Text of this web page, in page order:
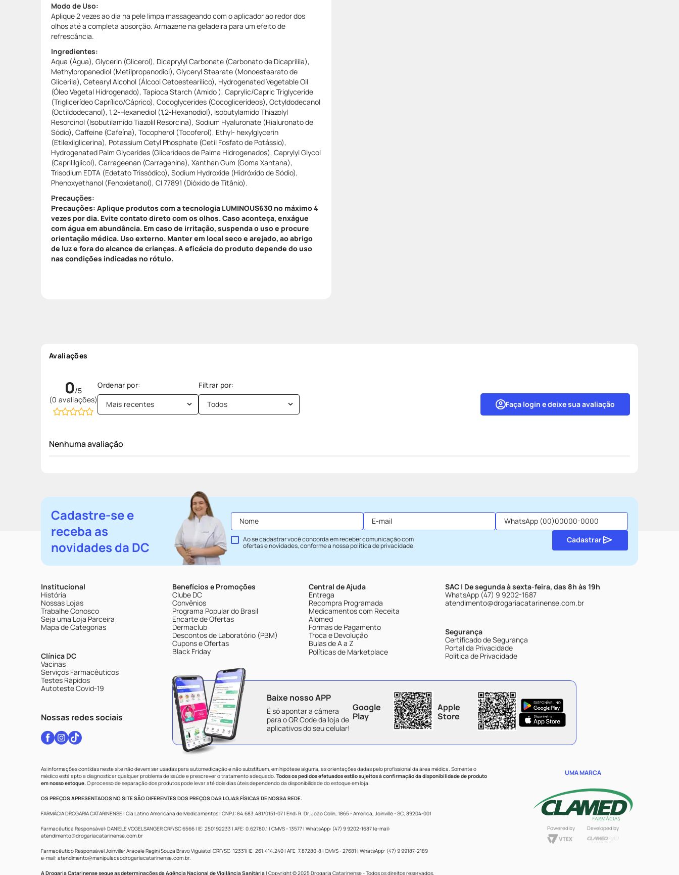
Modo de Uso:
Aplique 2 vezes ao dia na pele limpa massageando com o aplicador ao redor dos
olhos até a completa absorção. Armazene na geladeira para um efeito de
refrescância.
Ingredientes:
Aqua (Água), Glycerin (Glicerol), Dicaprylyl Carbonate (Carbonato de Dicaprilila),
Methylpropanediol (Metilpropanodiol), Glyceryl Stearate (Monoestearato de
Glicerila), Cetearyl Alcohol (Álcool Cetoestearílico), Hydrogenated Vegetable Oil
(Óleo Vegetal Hidrogenado), Tapioca Starch (Amido ), Caprylic/Capric Triglyceride
(Triglicerídeo Caprílico/Cáprico), Cocoglycerides (Cocoglicerídeos), Octyldodecanol
(Octildodecanol), 1,2-Hexanediol (1,2-Hexanodiol), Isobutylamido Thiazolyl
Resorcinol (Isobutilamido Tiazolil Resorcina), Sodium Hyaluronate (Hialuronato de
Sódio), Caffeine (Cafeína), Tocopherol (Tocoferol), Ethyl- hexylglycerin
(Etilexilglicerina), Potassium Cetyl Phosphate (Cetil Fosfato de Potássio),
Hydrogenated Palm Glycerides (Glicerídeos de Palma Hidrogenados), Caprylyl Glycol
(Caprililglicol), Carrageenan (Carragenina), Xanthan Gum (Goma Xantana),
Trisodium EDTA (Edetato Trissódico), Sodium Hydroxide (Hidróxido de Sódio),
Phenoxyethanol (Fenoxietanol), CI 77891 (Dióxido de Titânio).
Precauções:
Precauções: Aplique produtos com a tecnologia LUMINOUS630 no máximo 4
vezes por dia. Evite contato direto com os olhos. Caso aconteça, enxágue
com água em abundância. Em caso de irritação, suspenda o uso e procure
orientação médica. Uso externo. Manter em local seco e arejado, ao abrigo
de luz e fora do alcance de crianças. A eficácia do produto depende do uso
nas condições indicadas no rótulo.